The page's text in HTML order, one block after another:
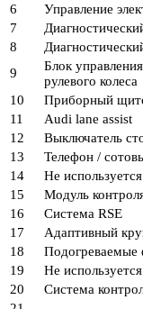
6
Управление
7
8
9
Блок
рулевого колеса
10
Приборный
11
Audi lane assist
12
Выключатель
13
Телефон /
14
Не используется
15
Модуль
16
Система RSE
17
Адаптивный
18
Подогреваемые
19
Не используется
20
Система